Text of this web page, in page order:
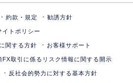
約款・規定 勧誘方針
イトポリシー
関する方針 お客様サポート
FX取引に係るリスク情報に関する開示
反社会的勢力に対する基本方針